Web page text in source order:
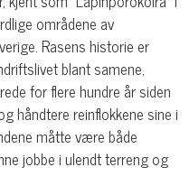
områdene av
Rasens historie er
blant samene,
for flere hundre år siden
håndtere reinflokkene sine i
måtte være både
jobbe i ulendt terreng og